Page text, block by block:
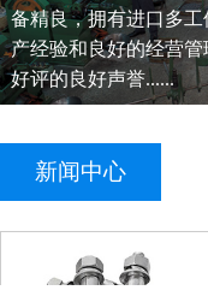
备精良，拥有进口多
产经验和良好的经营
好评的良好声誉......
新闻中心